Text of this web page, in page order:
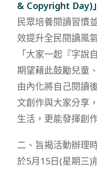
& Copyright Day)
民眾培養閱讀習慣
效提升全民閱讀風
「大家一起『字說
期望藉此鼓勵兒童
由內化將自己閱讀
文創作與大家分享
生活，更能發揮創
二、旨揭活動辦理
於5月15日(星期三)